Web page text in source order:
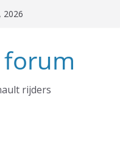
2026
forum
rijders